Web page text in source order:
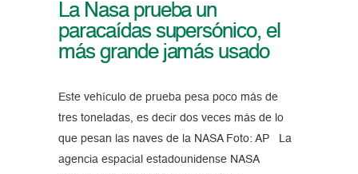
La Nasa prueba un
paracaídas supersónico, el
más grande jamás usado
Este vehículo de prueba pesa poco más de
tres toneladas, es decir dos veces más de lo
que pesan las naves de la NASA Foto: AP La
agencia espacial estadounidense NASA